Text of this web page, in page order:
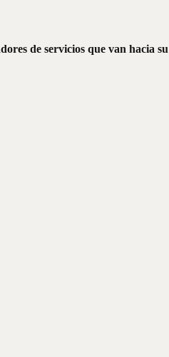
de servicios que van hacia